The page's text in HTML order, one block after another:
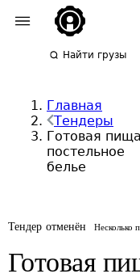
Найти грузы
Главная
Тендеры
Готовая
постельное
белье
Тендер отменён Несколько
Готовая